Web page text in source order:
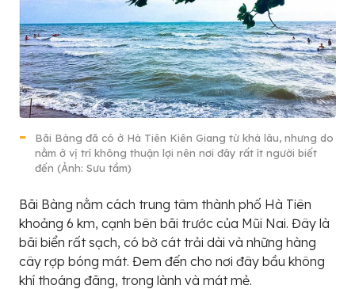
Bãi Bàng đã có ở Hà Tiên Kiên Giang từ khá lâu, nhưng do
nằm ở vị trí không thuận lợi nên nơi đây rất ít người biết
đến (Ảnh: Sưu tầm)
Bãi Bàng nằm cách trung tâm thành phố Hà Tiên
khoảng 6 km, cạnh bên bãi trước của Mũi Nai. Đây là
bãi biển rất sạch, có bờ cát trải dài và những hàng
cây rợp bóng mát. Đem đến cho nơi đây bầu không
khí thoáng đãng, trong lành và mát mẻ.